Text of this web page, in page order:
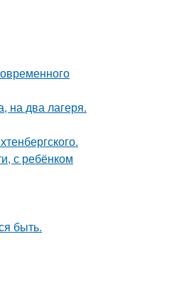
на два лагеря.
с ребёнком
быть.